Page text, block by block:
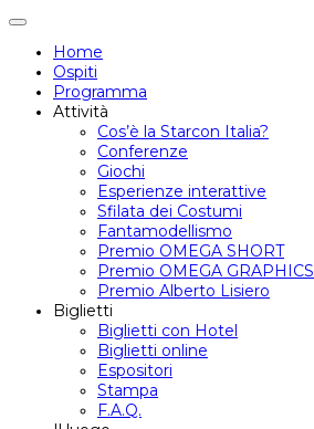
Attiva/disattiva
navigazione
Home
Ospiti
Programma
Attività
Cos’è la Starcon Italia?
Conferenze
Giochi
Esperienze interattive
Sfilata dei Costumi
Fantamodellismo
Premio OMEGA SHORT
Premio OMEGA GRAPHICS
Premio Alberto Lisiero
Biglietti
Biglietti con Hotel
Biglietti online
Espositori
Stampa
F.A.Q.